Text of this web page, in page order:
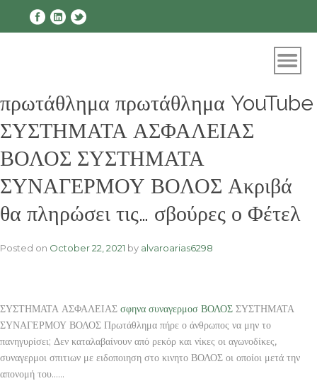
πρωτάθλημα πρωτάθλημα YouTube
ΣΥΣΤΗΜΑΤΑ ΑΣΦΑΛΕΙΑΣ
ΒΟΛΟΣ ΣΥΣΤΗΜΑΤΑ
ΣΥΝΑΓΕΡΜΟΥ ΒΟΛΟΣ Ακριβά
θα πληρώσει τις… σβούρες ο Φέτελ
Posted on October 22, 2021 by alvaroarias6298
ΣΥΣΤΗΜΑΤΑ ΑΣΦΑΛΕΙΑΣ σφηνα συναγερμοσ ΒΟΛΟΣ ΣΥΣΤΗΜΑΤΑ
ΣΥΝΑΓΕΡΜΟΥ ΒΟΛΟΣ Πρωτάθλημα πήρε ο άνθρωπος να μην το
πανηγυρίσει; Δεν καταλαβαίνουν από ρεκόρ και νίκες οι αγωνοδίκες,
συναγερμοι σπιτιων με ειδοποιηση στο κινητο ΒΟΛΟΣ οι οποίοι μετά την
απονομή του……